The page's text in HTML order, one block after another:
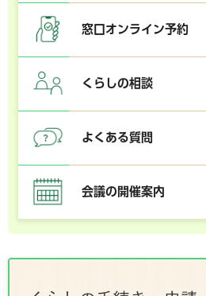
窓口オンライン予約
くらしの相談
よくある質問
会議の開催案内